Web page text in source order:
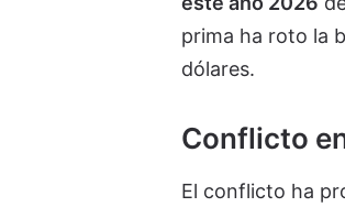
prima ha roto la
dólares.
Conflicto
El conflicto ha